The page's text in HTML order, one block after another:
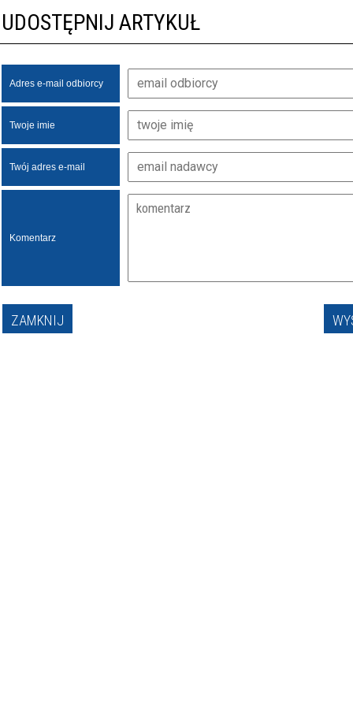
UDOSTĘPNIJ ARTYKUŁ
Adres e-mail odbiorcy
Twoje imie
Twój adres e-mail
Komentarz